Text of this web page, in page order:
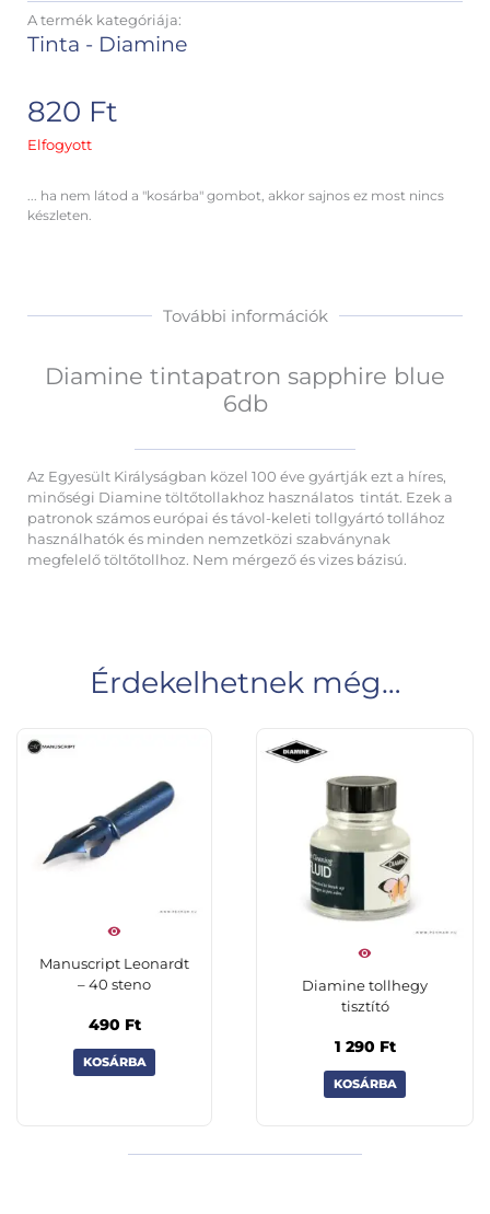
A termék kategóriája:
Tinta - Diamine
820 Ft
Elfogyott
... ha nem látod a "kosárba" gombot, akkor sajnos ez most nincs
készleten.
További információk
Diamine tintapatron sapphire blue
6db
Az Egyesült Királyságban közel 100 éve gyártják ezt a híres,
minőségi Diamine töltőtollakhoz használatos tintát. Ezek a
patronok számos európai és távol-keleti tollgyártó tollához
használhatók és minden nemzetközi szabványnak
megfelelő töltőtollhoz. Nem mérgező és vizes bázisú.
Érdekelhetnek még…
Manuscript Leonardt
– 40 steno
490 Ft
KOSÁRBA
Diamine tollhegy
tisztító
1 290 Ft
KOSÁRBA